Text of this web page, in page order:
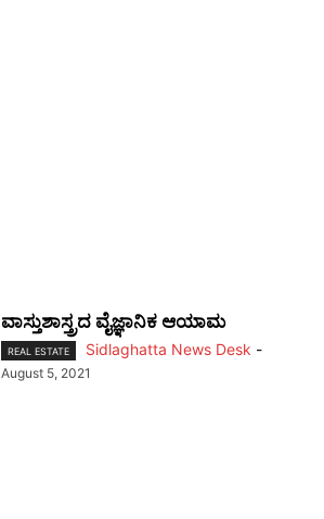
ವಾಸ್ತುಶಾಸ್ತ್ರದ ವೈಜ್ಞಾನಿಕ ಆಯಾಮ
REAL ESTATE Sidlaghatta News Desk -
August 5, 2021